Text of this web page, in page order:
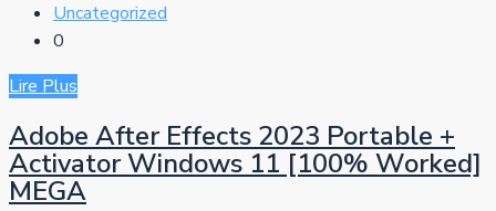
Uncategorized
0
Lire Plus
Adobe After Effects 2023 Portable +
Activator Windows 11 [100% Worked]
MEGA